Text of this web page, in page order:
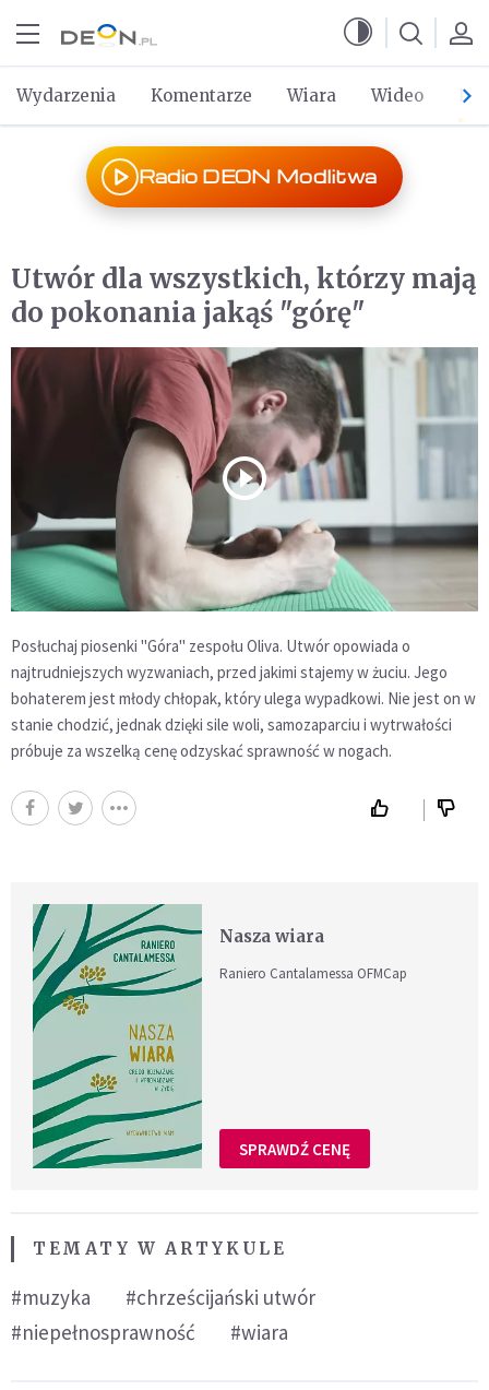
Wydarzenia Komentarze Wiara Wideo Po
Radio DEON Modlitwa
Utwór dla wszystkich, którzy mają
do pokonania jakąś "górę"
Posłuchaj piosenki "Góra" zespołu Oliva. Utwór opowiada o
najtrudniejszych wyzwaniach, przed jakimi stajemy w żuciu. Jego
bohaterem jest młody chłopak, który ulega wypadkowi. Nie jest on w
stanie chodzić, jednak dzięki sile woli, samozaparciu i wytrwałości
próbuje za wszelką cenę odzyskać sprawność w nogach.
Nasza wiara
Raniero Cantalamessa OFMCap
SPRAWDŹ CENĘ
TEMATY W ARTYKULE
#muzyka
#chrześcijański utwór
#niepełnosprawność
#wiara